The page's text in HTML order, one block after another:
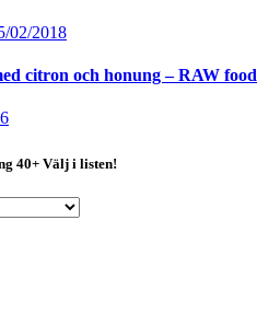
02/2018
citron och honung – RAW food
40+ Välj i listen!